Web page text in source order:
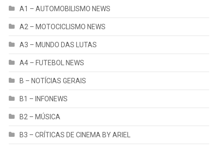
A1 – AUTOMOBILISMO NEWS
A2 – MOTOCICLISMO NEWS
A3 – MUNDO DAS LUTAS
A4 – FUTEBOL NEWS
B – NOTÍCIAS GERAIS
B1 – INFONEWS
B2 – MÚSICA
B3 – CRÍTICAS DE CINEMA BY ARIEL